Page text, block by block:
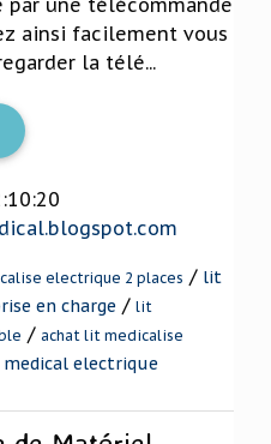
ainsi facilement vous
la télé...
electrique 2 places / lit
en charge / lit
/ achat lit medicalise
electrique